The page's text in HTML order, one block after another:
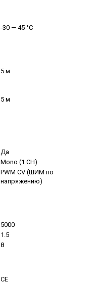
-30 — 45 °C
5 м
5 м
Да
Mono (1 CH)
PWM СV (ШИМ по
напряжению)
5000
1.5
8
CE